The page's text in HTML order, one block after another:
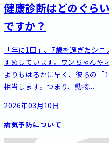
健康診断はどのぐら
ですか？
「年に1回」、7歳を過ぎたシ
すめしています。ワンちゃんや
よりもはるかに早く、彼らの「
相当します。つまり、動物...
2026年03月10日
病気予防について